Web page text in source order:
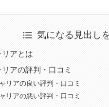
気になる見出し
リアとは
アの評判・口コミ
リアの良い評判・口コミ
リアの悪い評判・口コミ